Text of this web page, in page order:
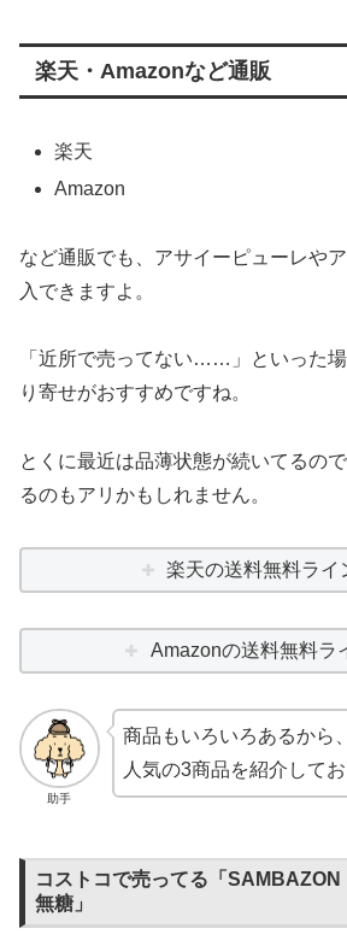
楽天・Amazonなど通販
楽天
Amazon
など通販でも、アサイーピューレや
入できますよ。
「近所で売ってない……」といった
り寄せがおすすめですね。
とくに最近は品薄状態が続いてるの
るのもアリかもしれません。
楽天の送料無料ライ
Amazonの送料無料ラ
助手
商品もいろいろあるから
人気の3商品を紹介してお
コストコで売ってる「SAMBAZON
無糖」